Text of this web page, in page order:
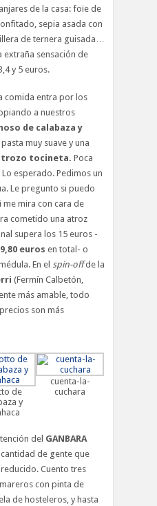
de la casa: foie de
sepia asada con
de ternera guisada…
extraña sensación de
y 5 euros.
comida entra por los
a nuestros
de calabaza y
muy suave y una
trozo tocineta. Poca
esperado. Pedimos un
Le pregunto si puedo
mira con cara de
cometido una atroz
supera los 15 euros -
9,80 euros en total- o
En el spin-offde la
(Fermín Calbetón,
más amable, todo
son más
de
y
cuenta-la-
cuchara
del GANBARA
cantidad de gente que
Cuento tres
con pinta de
de hosteleros, y hasta